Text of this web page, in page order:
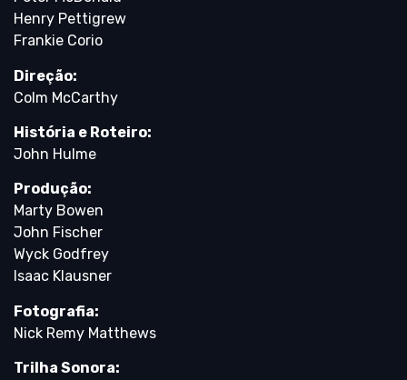
Henry Pettigrew
Frankie Corio
Direção:
Colm McCarthy
História e Roteiro:
John Hulme
Produção:
Marty Bowen
John Fischer
Wyck Godfrey
Isaac Klausner
Fotografia:
Nick Remy Matthews
Trilha Sonora: